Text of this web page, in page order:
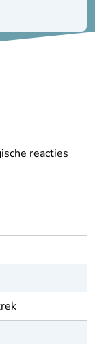
reacties